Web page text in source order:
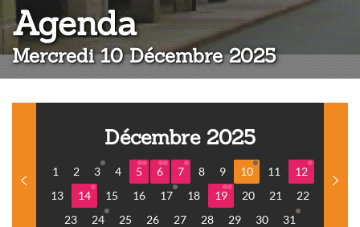
Agenda:
Mercredi 10 Décembre 2025
Décembre 2025
1 2 3 4 5 6 7 8 9 10 11
12
13
14 15 16 17 18 19 20 21
22
23
24 25 26 27 28 29 30 31